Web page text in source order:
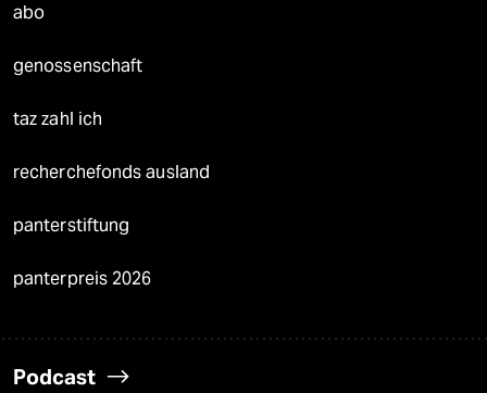
abo
genossenschaft
taz zahl ich
recherchefonds ausland
panterstiftung
panterpreis 2026
Podcast